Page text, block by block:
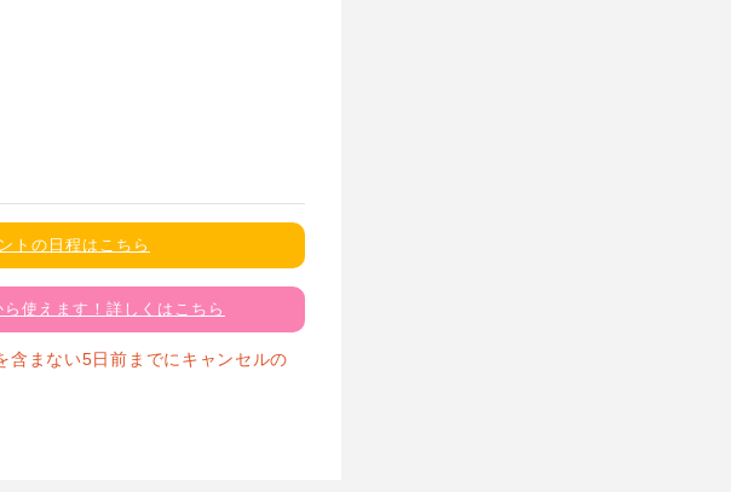
トの日程はこちら
使えます！詳しくはこちら
含まない5日前までにキャンセルの